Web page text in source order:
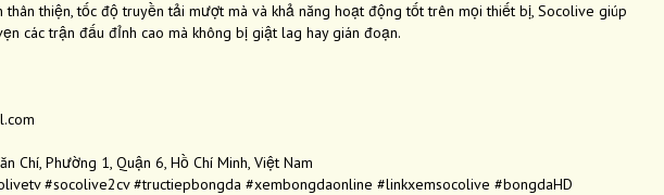
thân thiện, tốc độ truyền tải mượt mà và khả năng hoạt động tốt trên mọi thiết bị, Socolive giúp
các trận đấu đỉnh cao mà không bị giật lag hay gián đoạn.
Chí, Phường 1, Quận 6, Hồ Chí Minh, Việt Nam
#socolive2cv #tructiepbongda #xembongdaonline #linkxemsocolive #bongdaHD